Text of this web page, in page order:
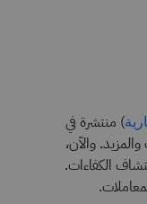
) منتشرة في
والآن،
الكفاءات.